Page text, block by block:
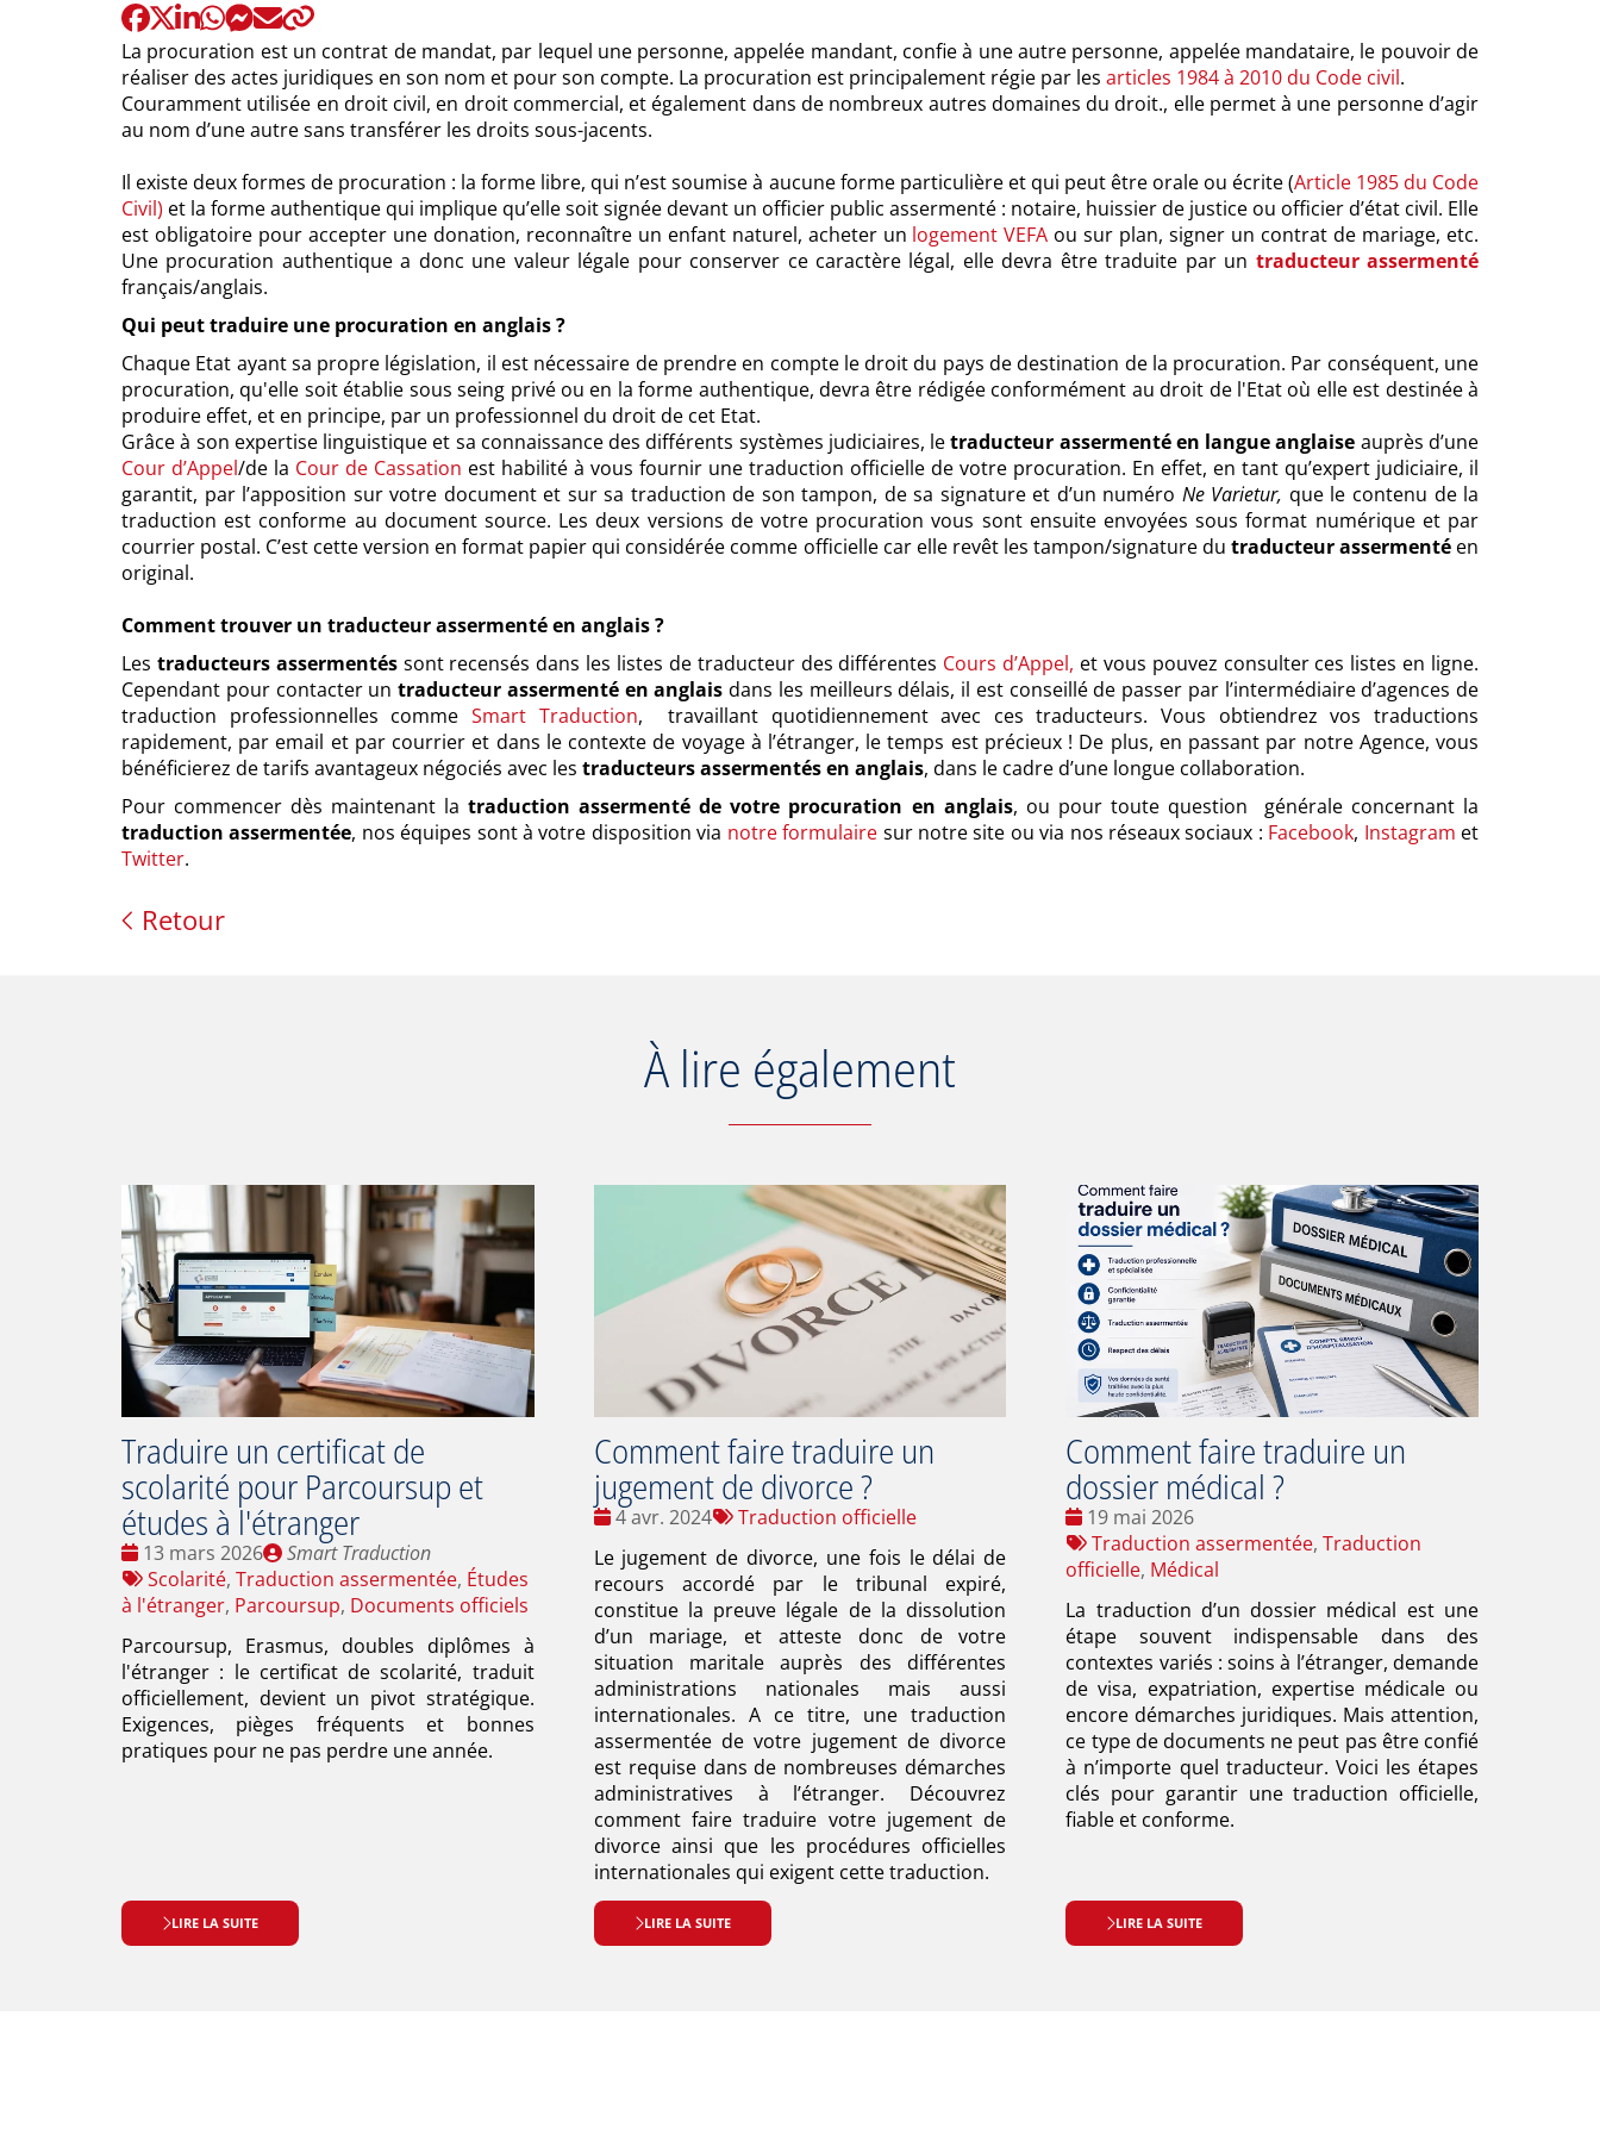
:
:
La procuration est un contrat de mandat, par lequel une personne, appelée mandant, confie à une autre personne, appelée mandataire, le pouvoir de
réaliser des actes juridiques en son nom et pour son compte. La procuration est principalement régie par les articles 1984 à 2010 du Code civil.
Couramment utilisée en droit civil, en droit commercial, et également dans de nombreux autres domaines du droit., elle permet à une personne d’agir
au nom d’une autre sans transférer les droits sous-jacents.
Il existe deux formes de procuration : la forme libre, qui n’est soumise à aucune forme particulière et qui peut être orale ou écrite (Article 1985 du Code
Civil) et la forme authentique qui implique qu’elle soit signée devant un officier public assermenté : notaire, huissier de justice ou officier d’état civil. Elle
est obligatoire pour accepter une donation, reconnaître un enfant naturel, acheter un logement VEFA ou sur plan, signer un contrat de mariage, etc.
Une procuration authentique a donc une valeur légale pour conserver ce caractère légal, elle devra être traduite par un traducteur assermenté
français/anglais.
Qui peut traduire une procuration en anglais ?
Chaque Etat ayant sa propre législation, il est nécessaire de prendre en compte le droit du pays de destination de la procuration. Par conséquent, une
procuration, qu'elle soit établie sous seing privé ou en la forme authentique, devra être rédigée conformément au droit de l'Etat où elle est destinée à
produire effet, et en principe, par un professionnel du droit de cet Etat.
Grâce à son expertise linguistique et sa connaissance des différents systèmes judiciaires, letraducteur assermenté en langue anglaise auprès d’une
Cour d’Appel/de la Cour de Cassation est habilité à vous fournir une traduction officielle de votre procuration. En effet, en tant qu’expert judiciaire, il
garantit, par l’apposition sur votre document et sur sa traduction de son tampon, de sa signature et d’un numéro Ne Varietur, que le contenu de la
traduction est conforme au document source. Les deux versions de votre procuration vous sont ensuite envoyées sous format numérique et par
courrier postal. C’est cette version en format papier qui considérée comme officielle car elle revêt les tampon/signature du traducteur assermentéen
original.
Comment trouver un traducteur assermenté en anglais ?
Les traducteurs assermentés sont recensés dans les listes de traducteur des différentes Cours d’Appel, et vous pouvez consulter ces listes en ligne.
Cependant pour contacter un traducteur assermenté en anglais dans les meilleurs délais, il est conseillé de passer par l’intermédiaire d’agences de
traduction professionnelles comme Smart Traduction, travaillant quotidiennement avec ces traducteurs. Vous obtiendrez vos traductions
rapidement, par email et par courrier et dans le contexte de voyage à l’étranger, le temps est précieux ! De plus, en passant par notre Agence, vous
bénéficierez de tarifs avantageux négociés avec les traducteurs assermentés en anglais, dans le cadre d’une longue collaboration.
Pour commencer dès maintenant latraduction assermenté de votre procuration en anglais, ou pour toute question générale concernant la
traduction assermentée, nos équipes sont à votre disposition via notre formulaire sur notre site ou via nos réseaux sociaux : Facebook, Instagram et
Twitter.
Retour
À lire également
Traduire un certificat de
scolarité pour Parcoursup et
études à l'étranger
Date
:
13 mars 2026
Publié
par
Smart Traduction
Tags
:
Scolarité, Traduction assermentée, Études
à l'étranger, Parcoursup, Documents officiels
Parcoursup, Erasmus, doubles diplômes à
l'étranger : le certificat de scolarité, traduit
officiellement, devient un pivot stratégique.
Exigences, pièges fréquents et bonnes
pratiques pour ne pas perdre une année.
LIRE LA SUITE
Comment faire traduire un
jugement de divorce ?
Date
4 avr. 2024
Tags
Traduction officielle
Le jugement de divorce, une fois le délai de
recours accordé par le tribunal expiré,
constitue la preuve légale de la dissolution
d’un mariage, et atteste donc de votre
situation maritale auprès des différentes
administrations nationales mais aussi
internationales. A ce titre, une traduction
assermentée de votre jugement de divorce
est requise dans de nombreuses démarches
administratives à l’étranger. Découvrez
comment faire traduire votre jugement de
divorce ainsi que les procédures officielles
internationales qui exigent cette traduction.
LIRE LA SUITE
Comment faire traduire un
dossier médical ?
Date
:
19 mai 2026
Tags
:
Traduction assermentée,Traduction
officielle, Médical
La traduction d’un dossier médical est une
étape souvent indispensable dans des
contextes variés : soins à l’étranger, demande
de visa, expatriation, expertise médicale ou
encore démarches juridiques. Mais attention,
ce type de documents ne peut pas être confié
à n’importe quel traducteur. Voici les étapes
clés pour garantir une traduction officielle,
fiable et conforme.
LIRE LA SUITE